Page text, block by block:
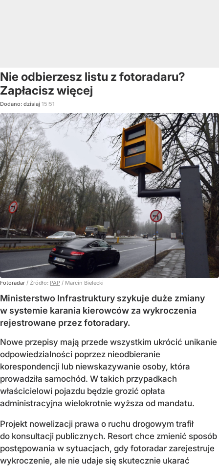
Nie odbierzesz listu z fotoradaru?
Zapłacisz więcej
Dodano: dzisiaj 15:51
Fotoradar / Źródło: PAP / Marcin Bielecki
Ministerstwo Infrastruktury szykuje duże zmiany
w systemie karania kierowców za wykroczenia
rejestrowane przez fotoradary.
Nowe przepisy mają przede wszystkim ukrócić unikanie
odpowiedzialności poprzez nieodbieranie
korespondencji lub niewskazywanie osoby, która
prowadziła samochód. W takich przypadkach
właścicielowi pojazdu będzie grozić opłata
administracyjna wielokrotnie wyższa od mandatu.
Projekt nowelizacji prawa o ruchu drogowym trafił
do konsultacji publicznych. Resort chce zmienić sposób
postępowania w sytuacjach, gdy fotoradar zarejestruje
wykroczenie, ale nie udaje się skutecznie ukarać